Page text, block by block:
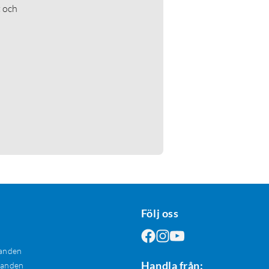
Följ oss
Handla från: